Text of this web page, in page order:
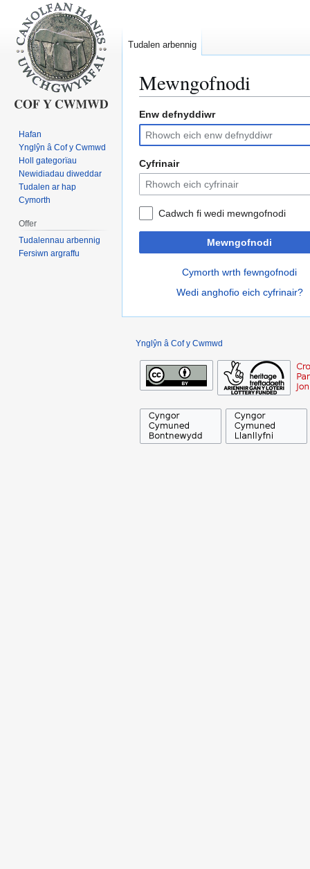
Mewngofnodi
Neidio
panel
llywio
Neidio
bar
chwilio
Enw defnyddiwr
Cyfrinair
Cadwch fi wedi mewngofnodi
Mewngofnodi
Cymorth wrth fewngofnodi
Wedi anghofio eich cyfrinair?
Tudalen arbennig
Hafan
Ynglŷn â Cof y Cwmwd
Holl gategorïau
Newidiadau diweddar
Tudalen ar hap
Cymorth
Offer
Tudalennau arbennig
Fersiwn argraffu
Ynglŷn â Cof y Cwmwd